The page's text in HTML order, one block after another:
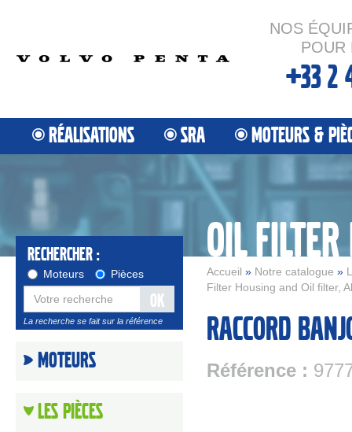
NOS
POUR
+33 2
RÉALISATIONS SRA MOTEURS &
Accueil » Notre catalogue »
Filter Housing and Oil filter,
Rechercher :
Moteurs Pièces
OK
La recherche se fait sur la référence
Moteurs
Les Pièces
Raccord
Référence :